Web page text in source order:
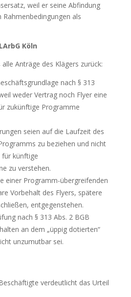
weil er seine Abfindung
Rahmenbedingungen als
Köln
Anträge des Klägers zurück:
nach § 313
weder Vertrag noch Flyer eine
zukünftige Programme
seien auf die Laufzeit des
zu beziehen und nicht
für künftige
zu verstehen.
einer Programm-übergreifenden
Vorbehalt des Flyers, spätere
entgegenstehen.
nach § 313 Abs. 2 BGB
an dem „üppig dotierten“
unzumutbar sei.
verdeutlicht das Urteil